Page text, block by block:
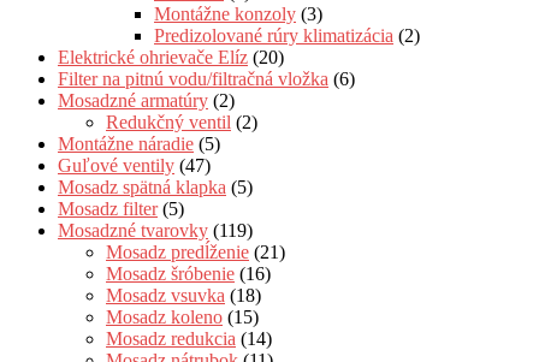
Montážne konzoly (3)
Predizolované rúry klimatizácia (2)
Elektrické ohrievače Elíz (20)
Filter na pitnú vodu/filtračná vložka (6)
Mosadzné armatúry (2)
Redukčný ventil (2)
Montážne náradie (5)
Guľové ventily (47)
Mosadz spätná klapka (5)
Mosadz filter (5)
Mosadzné tvarovky (119)
Mosadz predĺženie (21)
Mosadz šróbenie (16)
Mosadz vsuvka (18)
Mosadz koleno (15)
Mosadz redukcia (14)